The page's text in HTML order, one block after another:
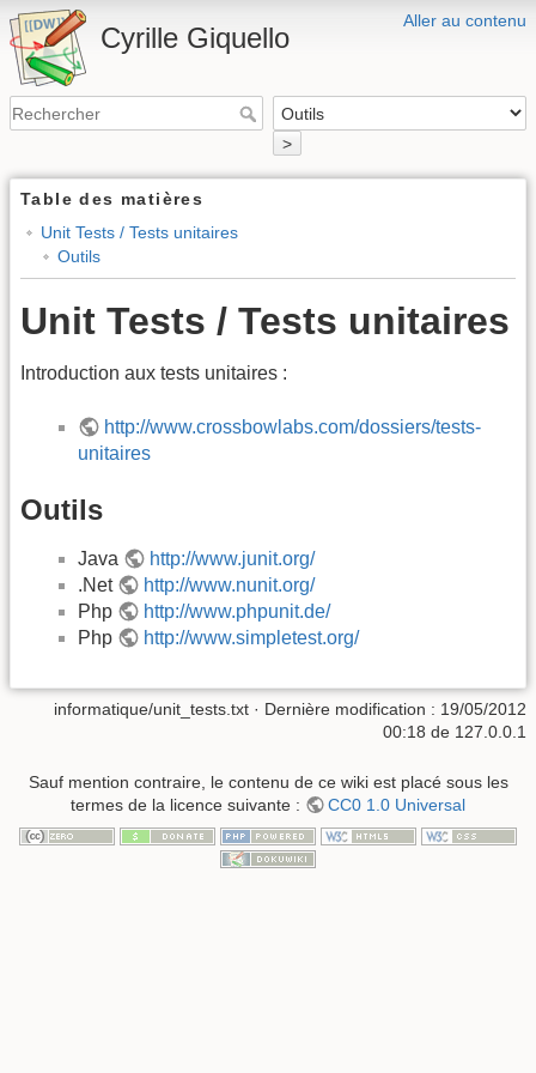
Aller au contenu
Cyrille Giquello
>
Table des matières
Unit Tests / Tests unitaires
Outils
Unit Tests / Tests unitaires
Introduction aux tests unitaires :
http://www.crossbowlabs.com/dossiers/tests-
unitaires
Outils
Java
http://www.junit.org/
.Net
http://www.nunit.org/
Php
http://www.phpunit.de/
Php
http://www.simpletest.org/
informatique/unit_tests.txt · Dernière modification : 19/05/2012
00:18 de 127.0.0.1
Sauf mention contraire, le contenu de ce wiki est placé sous les
termes de la licence suivante :
CC0 1.0 Universal